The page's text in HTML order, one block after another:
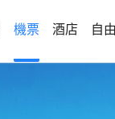
機票 酒店 自